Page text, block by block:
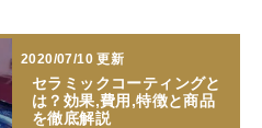
2020/07/10 更新
セラミックコーティングと
は？効果,費用,特徴と商品
を徹底解説